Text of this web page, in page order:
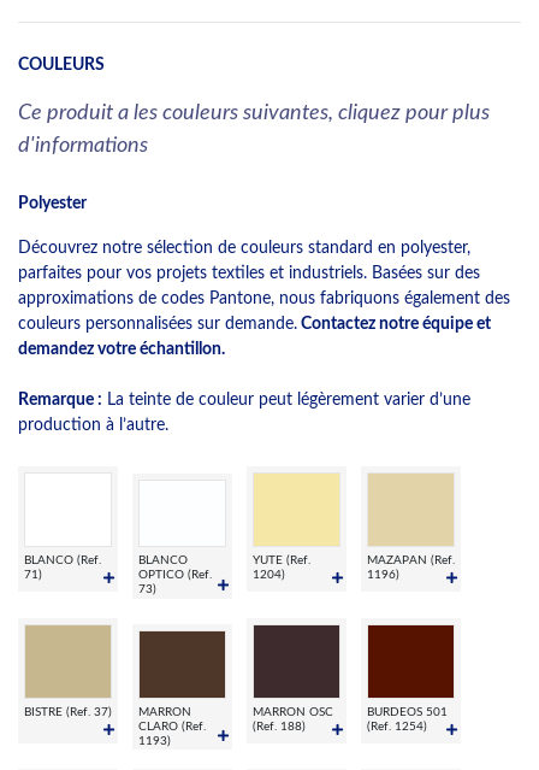
COULEURS
Ce produit a les couleurs suivantes, cliquez pour plus
d'informations
Polyester
Découvrez notre sélection de couleurs standard en polyester,
parfaites pour vos projets textiles et industriels. Basées sur des
approximations de codes Pantone, nous fabriquons également des
couleurs personnalisées sur demande. Contactez notre équipe et
demandez votre échantillon.
Remarque : La teinte de couleur peut légèrement varier d’une
production à l’autre.
BLANCO (Ref.
71)
BLANCO
OPTICO (Ref.
73)
YUTE (Ref.
1204)
MAZAPAN (Ref.
1196)
BISTRE (Ref. 37)
MARRON
CLARO (Ref.
1193)
MARRON OSC
(Ref. 188)
BURDEOS 501
(Ref. 1254)